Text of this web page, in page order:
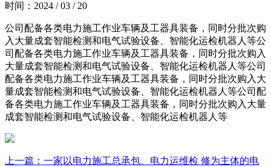
时间：2024 / 03 / 20
公司配备各类电力施工作业车辆及工器具装备，同时分批次购
入大量成套智能检测和电气试验设备、智能化运检机器人等公
司配备各类电力施工作业车辆及工器具装备，同时分批次购入
大量成套智能检测和电气试验设备、智能化运检机器人等公司
配备各类电力施工作业车辆及工器具装备，同时分批次购入大
量成套智能检测和电气试验设备、智能化运检机器人等公司配
备各类电力施工作业车辆及工器具装备，同时分批次购入大量
成套智能检测和电气试验设备、智能化运检机器人等
上一篇：一家以电力施工总承包、电力运维检 修为主体的电